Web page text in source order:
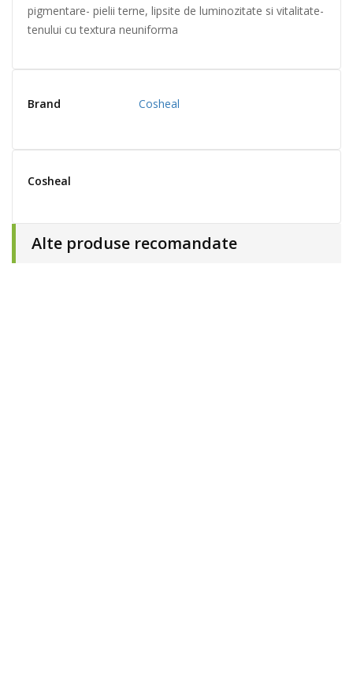
pigmentare- pielii terne, lipsite de luminozitate si vitalitate-
tenului cu textura neuniforma
Brand Cosheal
Cosheal
Alte produse recomandate